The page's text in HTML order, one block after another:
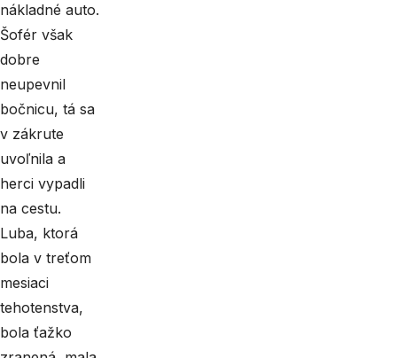
nákladné auto.
Šofér však
dobre
neupevnil
bočnicu, tá sa
v zákrute
uvoľnila a
herci vypadli
na cestu.
Luba, ktorá
bola v treťom
mesiaci
tehotenstva,
bola ťažko